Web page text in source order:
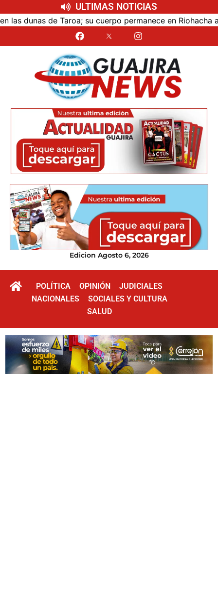
ULTIMAS NOTICIAS
de Taroa; su cuerpo permanece en Riohacha a la
Edicion Agosto 6, 2026
POLÍTICA OPINIÓN
JUDICIALES
NACIONALES
SOCIALES Y CULTURA
SALUD